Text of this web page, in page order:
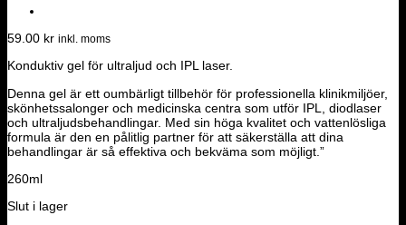
59.00 kr inkl. moms
Konduktiv gel för ultraljud och IPL laser.
Denna gel är ett oumbärligt tillbehör för professionella klinikmiljöer,
skönhetssalonger och medicinska centra som utför IPL, diodlaser
och ultraljudsbehandlingar. Med sin höga kvalitet och vattenlösliga
formula är den en pålitlig partner för att säkerställa att dina
behandlingar är så effektiva och bekväma som möjligt.”
260ml
Slut i lager